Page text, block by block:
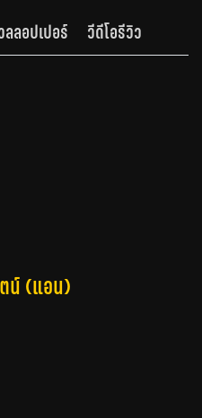
ลลอปเปอร์ วีดีโอรีวิว
น์ (แอน)